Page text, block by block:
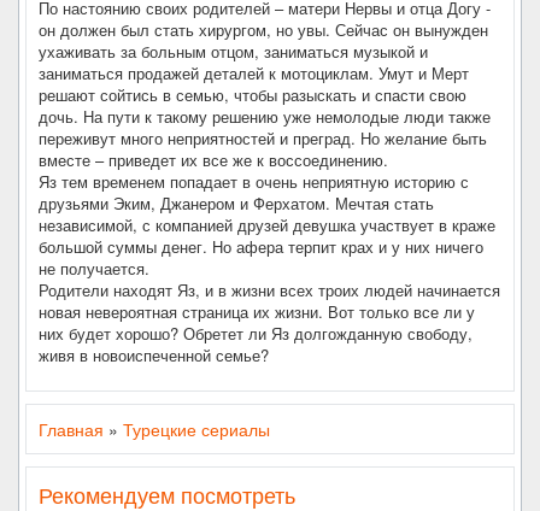
По настоянию своих родителей – матери Нервы и отца Догу -
он должен был стать хирургом, но увы. Сейчас он вынужден
ухаживать за больным отцом, заниматься музыкой и
заниматься продажей деталей к мотоциклам. Умут и Мерт
решают сойтись в семью, чтобы разыскать и спасти свою
дочь. На пути к такому решению уже немолодые люди также
переживут много неприятностей и преград. Но желание быть
вместе – приведет их все же к воссоединению.
Яз тем временем попадает в очень неприятную историю с
друзьями Эким, Джанером и Ферхатом. Мечтая стать
независимой, с компанией друзей девушка участвует в краже
большой суммы денег. Но афера терпит крах и у них ничего
не получается.
Родители находят Яз, и в жизни всех троих людей начинается
новая невероятная страница их жизни. Вот только все ли у
них будет хорошо? Обретет ли Яз долгожданную свободу,
живя в новоиспеченной семье?
Главная » Турецкие сериалы
Рекомендуем посмотреть